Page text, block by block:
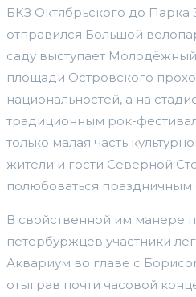
БКЗ Октябрьского до Парка
отправился Большой
саду выступает
площади Островского
национальностей, а на
традиционным рок-
только малая часть
жители и гости Северной
полюбоваться
В свойственной им манере
петербуржцев участники
Аквариум во главе с
отыграв почти часовой